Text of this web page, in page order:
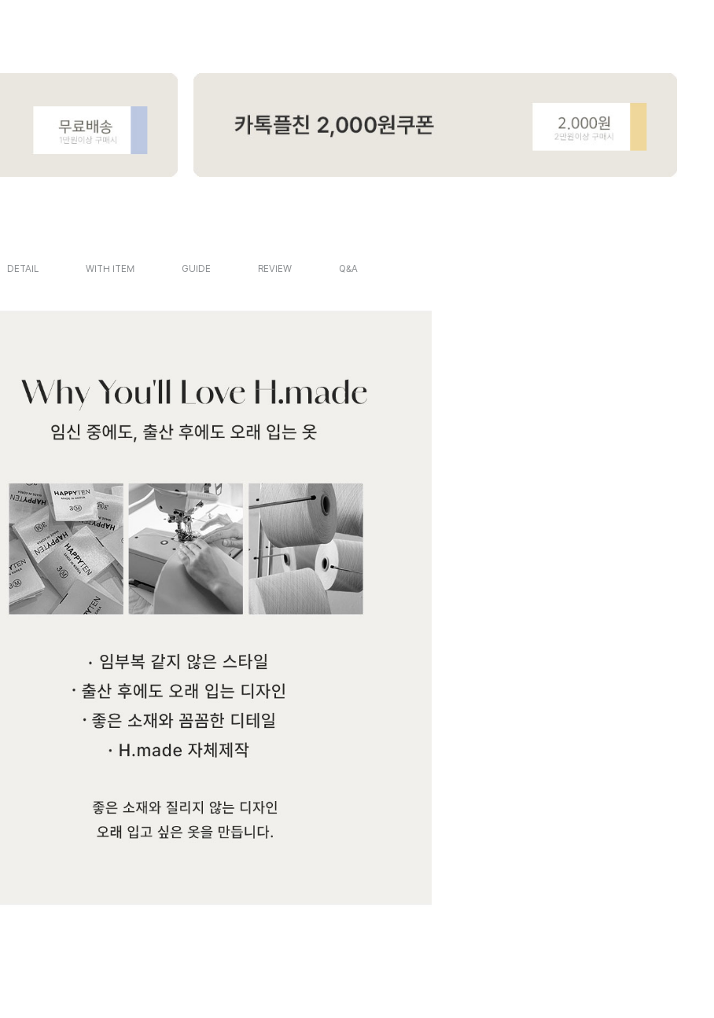
DETAIL WITH ITEM GUIDE REVIEW Q&A